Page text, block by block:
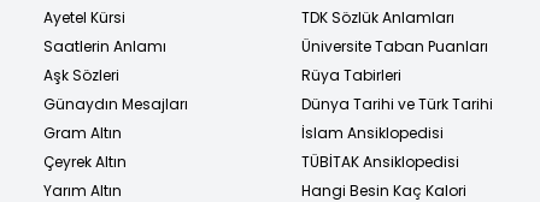
Ayetel Kürsi
Saatlerin Anlamı
Aşk Sözleri
Günaydın Mesajları
Gram Altın
Çeyrek Altın
Yarım Altın
TDK Sözlük Anlamları
Üniversite Taban Puanları
Rüya Tabirleri
Dünya Tarihi ve Türk Tarihi
İslam Ansiklopedisi
TÜBİTAK Ansiklopedisi
Hangi Besin Kaç Kalori